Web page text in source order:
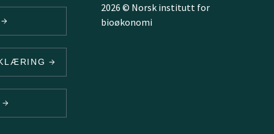
2026 © Norsk institutt for
bioøkonomi